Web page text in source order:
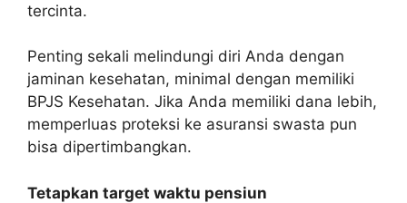
tercinta.
Penting sekali melindungi diri Anda dengan
jaminan kesehatan, minimal dengan memiliki
BPJS Kesehatan. Jika Anda memiliki dana lebih,
memperluas proteksi ke asuransi swasta pun
bisa dipertimbangkan.
Tetapkan target waktu pensiun